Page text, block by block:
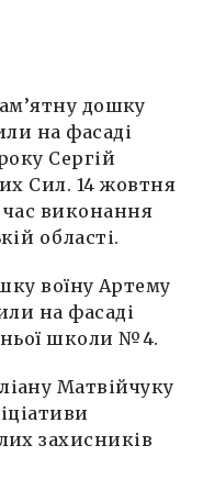
дошку
на фасаді
Сергій
Сил. 14 жовтня
час виконання
області.
воїну Артему
на фасаді
школи №4.
Матвійчуку
захисників